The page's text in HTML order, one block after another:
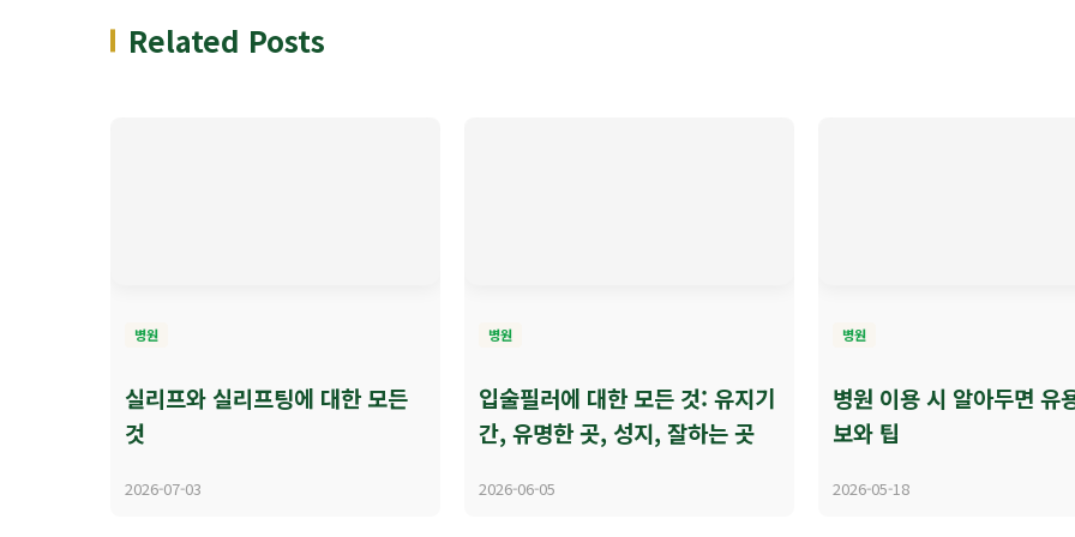
Related Posts
병원
실리프와 실리프팅에 대한 모든
것
2026-07-03
병원
입술필러에 대한 모든 것: 유지기
간, 유명한 곳, 성지, 잘하는 곳
2026-06-05
병원
병원 이용 시 알아두면 유
보와 팁
2026-05-18